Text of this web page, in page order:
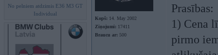
No pelniem atdzimis E36 M3 GT
Individual
Kopš: 14. May 2002
Ziņojumi: 17411
Braucu ar: 500
Prasības:
1) Cena
pirmo